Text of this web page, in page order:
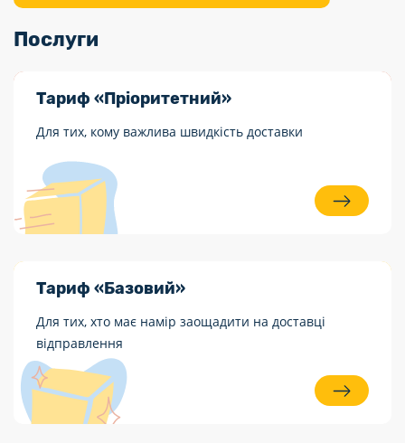
Послуги
Тариф «Пріоритетний»
Для тих, кому важлива швидкість доставки
Тариф «Базовий»
Для тих, хто має намір заощадити на доставці
відправлення